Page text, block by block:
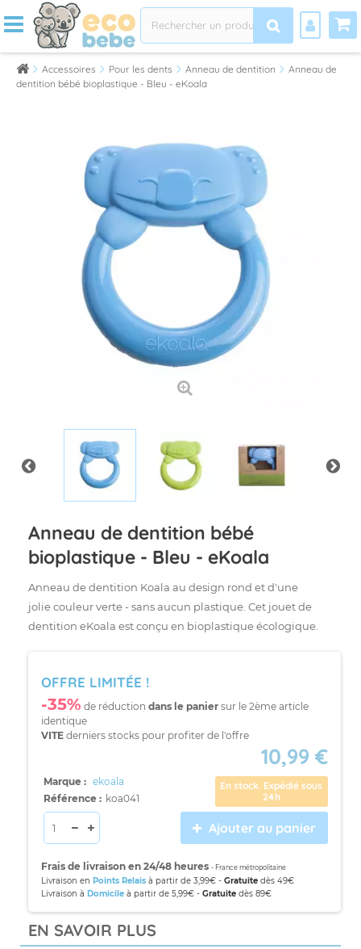
Accessoires Pour les dents Anneau de dentition
Anneau de
dentition bébé bioplastique - Bleu - eKoala
Anneau de dentition bébé
bioplastique - Bleu - eKoala
Anneau de dentition Koala au design rond et d'une
jolie couleur verte - sans aucun plastique. Cet jouet de
dentition eKoala est conçu en bioplastique écologique.
OFFRE LIMITÉE !
-35% de réduction dans le panier sur le 2ème article
identique
VITEderniers stocks pour profiter de l'offre
10,99 €
Marque : ekoala
Référence : koa041
En stock. Expédié sous
24h
Ajouter au panier
Frais de livraison en 24/48 heures - France métropolitaine
Livraison en Points Relaisà partir de 3,99€ - Gratuitedès 49€
Livraison à Domicileà partir de 5,99€ - Gratuitedès 89€
EN SAVOIR PLUS